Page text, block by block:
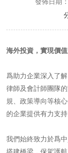
海外投資，實現價
爲助力企業深入了
律師及會計師團隊
規、政策導向等核
的企業提供有力支持
我們始終致力於爲